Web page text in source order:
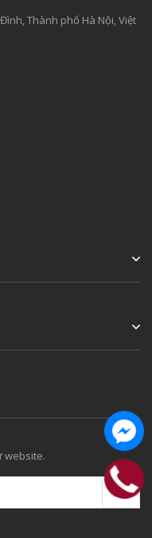
Thành phố Hà Nội, Việt
website.